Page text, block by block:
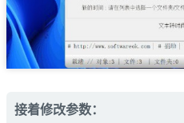
接着修改参数：